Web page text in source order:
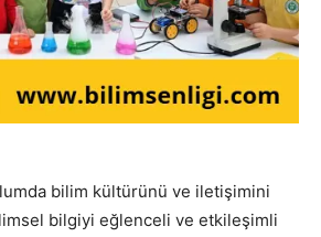
bilim kültürünü ve iletişimini
bilgiyi eğlenceli ve etkileşimli